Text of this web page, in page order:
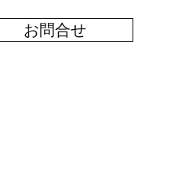
お問合せ